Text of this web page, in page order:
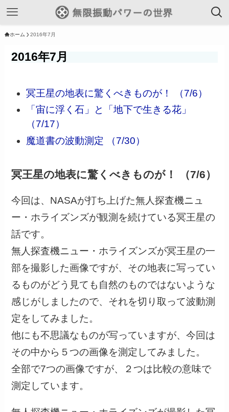
ホーム 2016年7月
2016年7月
冥王星の地表に驚くべきものが！ （7/6）
「宙に浮く石」と「地下で生きる花」
（7/17）
魔道書の波動測定 （7/30）
冥王星の地表に驚くべきものが！ （7/6）
今回は、NASAが打ち上げた無人探査機ニュ
ー・ホライズンズが観測を続けている冥王星の
話です。
無人探査機ニュー・ホライズンズが冥王星の一
部を撮影した画像ですが、その地表に写ってい
るものがどう見ても自然のものではないような
感じがしましたので、それを切り取って波動測
定をしてみました。
他にも不思議なものが写っていますが、今回は
その中から５つの画像を測定してみました。
全部で7つの画像ですが、２つは比較の意味で
測定しています。